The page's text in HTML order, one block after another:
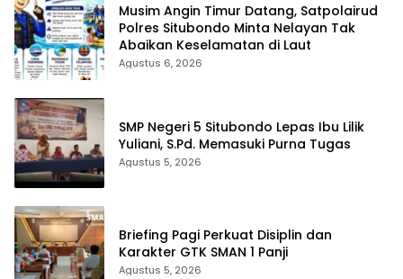
Musim Angin Timur Datang, Satpolairud
Polres Situbondo Minta Nelayan Tak
Abaikan Keselamatan di Laut
Agustus 6, 2026
SMP Negeri 5 Situbondo Lepas Ibu Lilik
Yuliani, S.Pd. Memasuki Purna Tugas
Agustus 5, 2026
Briefing Pagi Perkuat Disiplin dan
Karakter GTK SMAN 1 Panji
Agustus 5, 2026